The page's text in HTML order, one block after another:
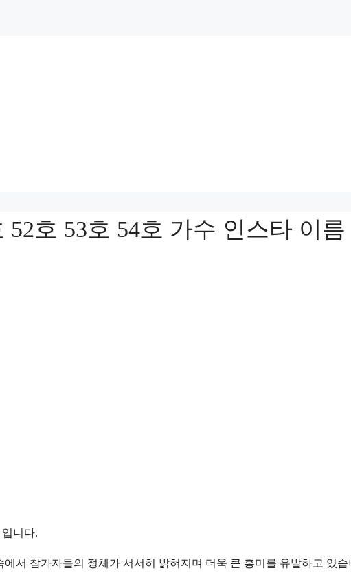
52호 53호 54호 가수 인스타 이
입니다.
에서 참가자들의 정체가 서서히 밝혀지며 더욱 큰 흥미를 유발하고 있습